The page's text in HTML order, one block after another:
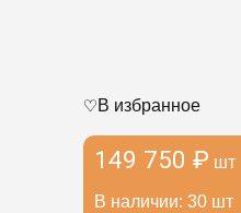
149 750 ₽ шт
В наличии: 30 шт
В избранное